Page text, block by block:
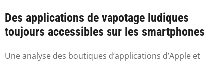
Des applications de vapotage ludiques
toujours accessibles sur les smartphones
Une analyse des boutiques d’applications d’Apple et